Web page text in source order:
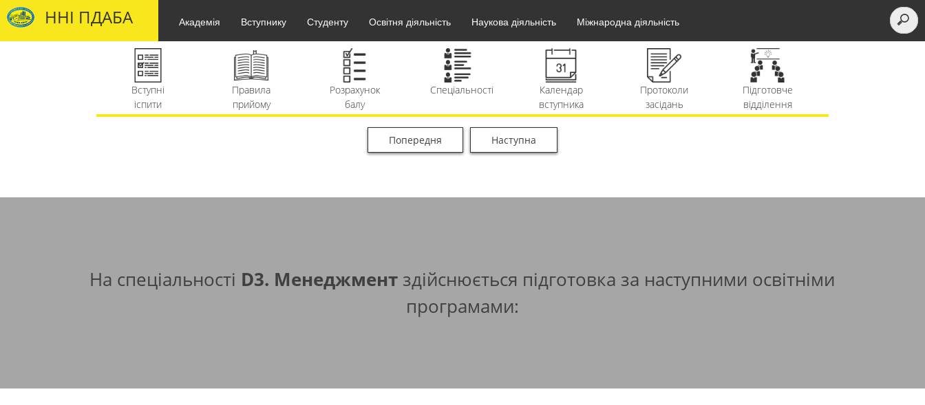
ННІ ПДАБА Академія Вступнику Студенту Освітня діяльність Наукова діяльність Міжнародна діяльність
Вступні
Правила
прийому
Розрахунок
Спеціальності
Календар
вступника
Протоколи
засідань
Підготовче
відділення
проекти
навчання
матеріалів
комісія
документи
Попередня Наступна
На спеціальності D3. Менеджмент здійснюється підготовка за наступними освітніми
програмами: